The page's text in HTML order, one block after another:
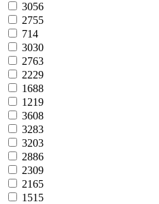
3056
2755
714
3030
2763
2229
1688
1219
3608
3283
3203
2886
2309
2165
1515